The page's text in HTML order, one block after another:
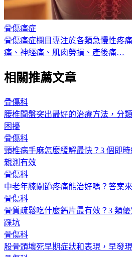
骨傷痛症
骨傷痛症欄目專注於各類急慢性疼
痛、神經痛、肌肉勞損、產後痛…
相關推薦文章
骨傷科
腰椎間盤突出最好的治療方法，分
困擾
骨傷科
頸椎病手麻怎麼緩解最快？3 個即
親測有效
骨傷科
中老年膝關節疼痛能治好嗎？答案
骨傷科
骨質疏鬆吃什麼鈣片最有效？3 類
踩坑
骨傷科
股骨頭壞死早期症狀和表現，早發